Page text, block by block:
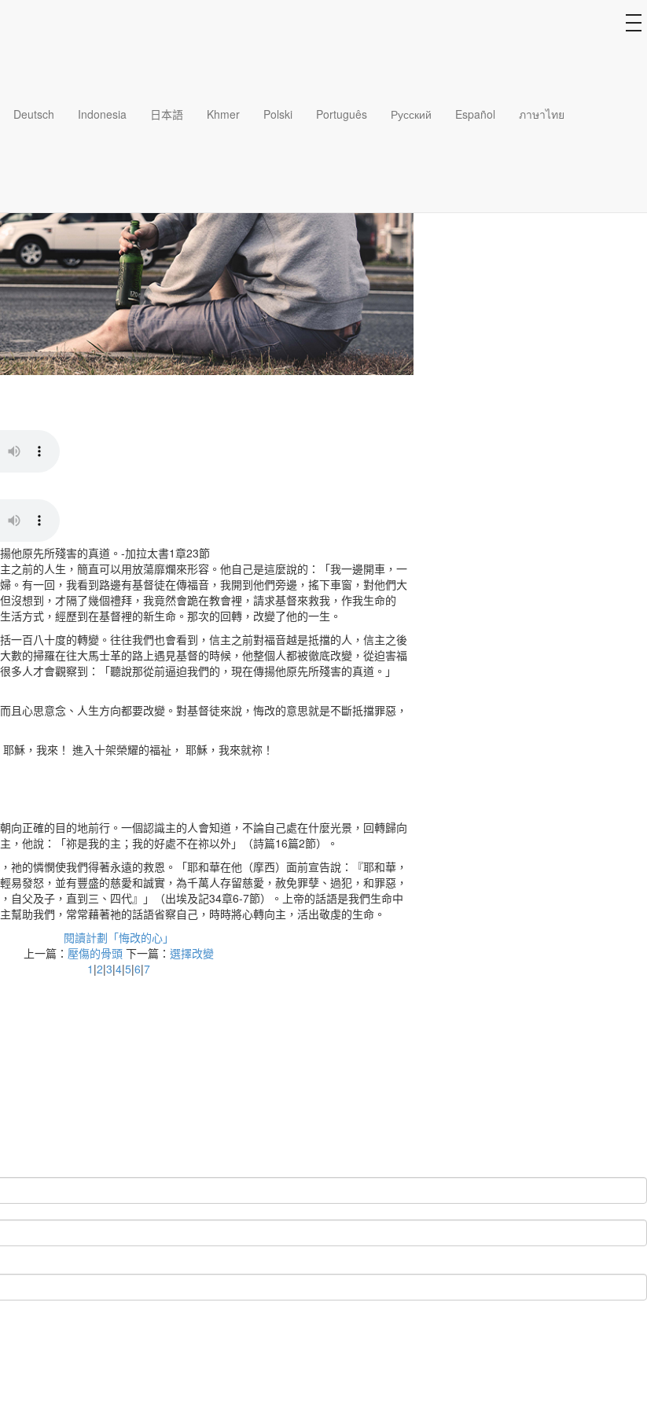
Deutsch Indonesia 日本語 Khmer Polski Português Русский Español ภาษาไทย
他原先所殘害的真道。-加拉太書1章23節
之前的人生，簡直可以用放蕩靡爛來形容。他自己是這麼說的：「我一邊開車，一
。有一回，我看到路邊有基督徒在傳福音，我開到他們旁邊，搖下車窗，對他們大
沒想到，才隔了幾個禮拜，我竟然會跪在教會裡，請求基督來救我，作我生命的
活方式，經歷到在基督裡的新生命。那次的回轉，改變了他的一生。
一百八十度的轉變。往往我們也會看到，信主之前對福音越是抵擋的人，信主之後
數的掃羅在往大馬士革的路上遇見基督的時候，他整個人都被徹底改變，從迫害福
多人才會觀察到：「聽說那從前逼迫我們的，現在傳揚他原先所殘害的真道。」
且心思意念、人生方向都要改變。對基督徒來說，悔改的意思就是不斷抵擋罪惡，
穌，我來！ 進入十架榮耀的福祉， 耶穌，我來就祢！
向正確的目的地前行。一個認識主的人會知道，不論自己處在什麼光景，回轉歸向
，他說：「祢是我的主；我的好處不在祢以外」（詩篇16篇2節）。
祂的憐憫使我們得著永遠的救恩。「耶和華在他（摩西）面前宣告說：『耶和華，
易發怒，並有豐盛的慈愛和誠實，為千萬人存留慈愛，赦免罪孽、過犯，和罪惡，
自父及子，直到三、四代』」（出埃及記34章6-7節）。上帝的話語是我們生命中
幫助我們，常常藉著祂的話語省察自己，時時將心轉向主，活出敬虔的生命。
閱讀計劃「悔改的心」
上一篇： 壓傷的骨頭 下一篇： 選擇改變
1 |2|3|4|5|6|7